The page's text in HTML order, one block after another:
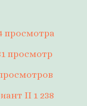
просмотра
просмотр
II 1 238